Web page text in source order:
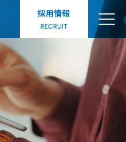
とは
採用情報
RECRUIT